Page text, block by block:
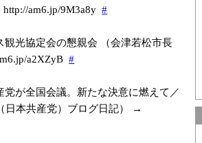
am6.jp/9M3a8y #
観光協定会の懇親会 （会津若松市長
a2XZyB #
が全国会議。新たな決意に燃えて／
日本共産党）ブログ日記） →